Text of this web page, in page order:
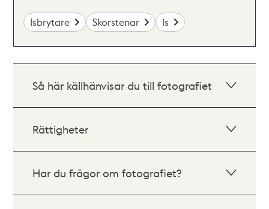
Isbrytare Skorstenar Is
Så här källhänvisar du till fotografiet
Rättigheter
Har du frågor om fotografiet?